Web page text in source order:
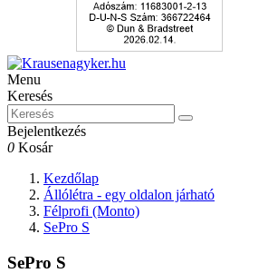
Menu
Keresés
Bejelentkezés
0 Kosár
Kezdőlap
Állólétra - egy oldalon járható
Félprofi (Monto)
SePro S
SePro S